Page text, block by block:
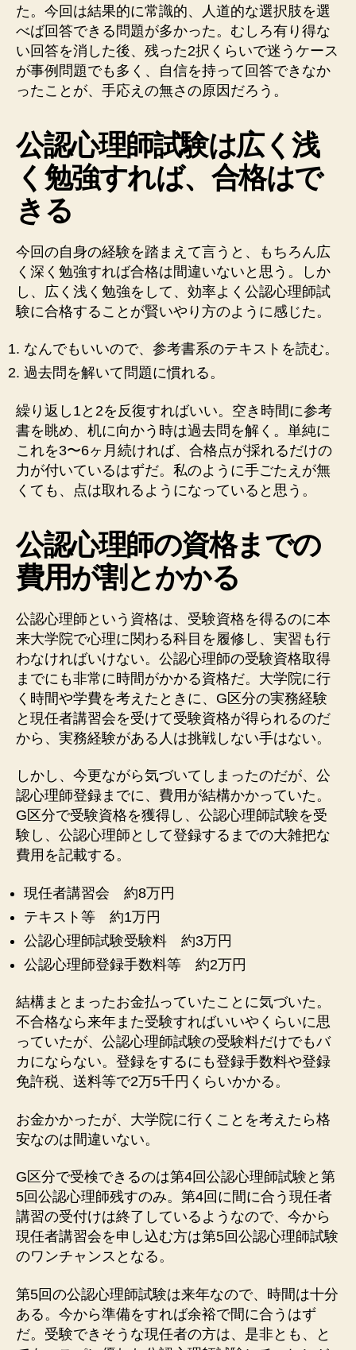
た。今回は結果的に常識的、人道的な選択肢を選
べば回答できる問題が多かった。むしろ有り得な
い回答を消した後、残った2択くらいで迷うケース
が事例問題でも多く、自信を持って回答できなか
ったことが、手応えの無さの原因だろう。
公認心理師試験は広く浅
く勉強すれば、合格はで
きる
今回の自身の経験を踏まえて言うと、もちろん広
く深く勉強すれば合格は間違いないと思う。しか
し、広く浅く勉強をして、効率よく公認心理師試
験に合格することが賢いやり方のように感じた。
なんでもいいので、参考書系のテキストを読む。
過去問を解いて問題に慣れる。
繰り返し1と2を反復すればいい。空き時間に参考
書を眺め、机に向かう時は過去問を解く。単純に
これを3〜6ヶ月続ければ、合格点が採れるだけの
力が付いているはずだ。私のように手ごたえが無
くても、点は取れるようになっていると思う。
公認心理師の資格までの
費用が割とかかる
公認心理師という資格は、受験資格を得るのに本
来大学院で心理に関わる科目を履修し、実習も行
わなければいけない。公認心理師の受験資格取得
までにも非常に時間がかかる資格だ。大学院に行
く時間や学費を考えたときに、G区分の実務経験
と現任者講習会を受けて受験資格が得られるのだ
から、実務経験がある人は挑戦しない手はない。
しかし、今更ながら気づいてしまったのだが、公
認心理師登録までに、費用が結構かかっていた。
G区分で受験資格を獲得し、公認心理師試験を受
験し、公認心理師として登録するまでの大雑把な
費用を記載する。
現任者講習会 約8万円
テキスト等 約1万円
公認心理師試験受験料 約3万円
公認心理師登録手数料等 約2万円
結構まとまったお金払っていたことに気づいた。
不合格なら来年また受験すればいいやくらいに思
っていたが、公認心理師試験の受験料だけでもバ
カにならない。登録をするにも登録手数料や登録
免許税、送料等で2万5千円くらいかかる。
お金かかったが、大学院に行くことを考えたら格
安なのは間違いない。
G区分で受検できるのは第4回公認心理師試験と第
5回公認心理師残すのみ。第4回に間に合う現任者
講習の受付けは終了しているようなので、今から
現任者講習会を申し込む方は第5回公認心理師試験
のワンチャンスとなる。
第5回の公認心理師試験は来年なので、時間は十分
ある。今から準備をすれば余裕で間に合うはず
だ。受験できそうな現任者の方は、是非とも、と